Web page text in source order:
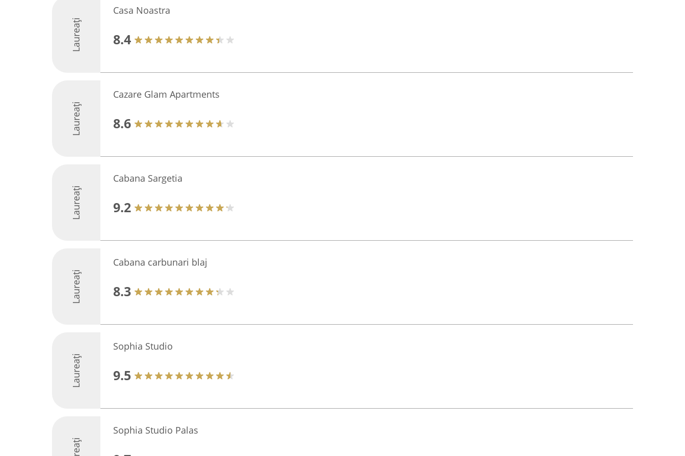
Laureați
Casa Noastra
8.4
Laureați
Cazare Glam Apartments
8.6
Laureați
Cabana Sargetia
9.2
Laureați
Cabana carbunari blaj
8.3
Laureați
Sophia Studio
9.5
Sophia Studio Palas